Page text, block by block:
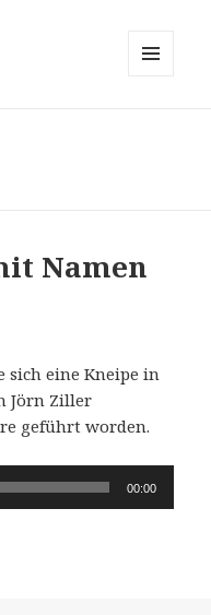
Namen
sich eine Kneipe in
Jörn Ziller
geführt worden.
00:00